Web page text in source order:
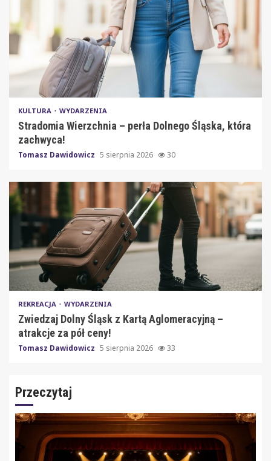
KULTURA WYDARZENIA
Stradomia Wierzchnia – perła Dolnego Śląska, która
zachwyca!
Tomasz Dawidowicz 5 sierpnia 2026 30
REKREACJA WYDARZENIA
Zwiedzaj Dolny Śląsk z Kartą Aglomeracyjną –
atrakcje za pół ceny!
Tomasz Dawidowicz 5 sierpnia 2026 33
Przeczytaj